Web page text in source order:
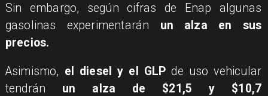
Sin embargo, según cifras de Enap algunas
gasolinas experimentarán un alza en sus
precios.
Asimismo, el diesel y el GLPde uso vehicular
tendrán un alza de $21,5 y $10,7